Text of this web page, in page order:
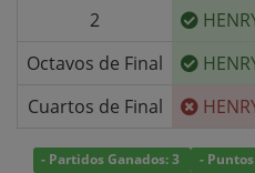
2
Octavos de Final
Cuartos de Final
- Partidos Ganados: 3
-